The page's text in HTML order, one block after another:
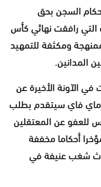
السجن بحق
رافقت نهائي كأس
ومكثفة للتمهيد
المدانين.
في الآونة الأخيرة عن
فاي سيتقدم بطلب
للعفو عن المعتقلين
أحكاما مخففة
شغب عنيفة في